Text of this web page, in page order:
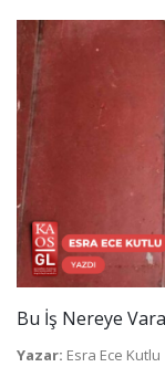
Bu İş Nereye
Yazar: Esra Ece Kutlu